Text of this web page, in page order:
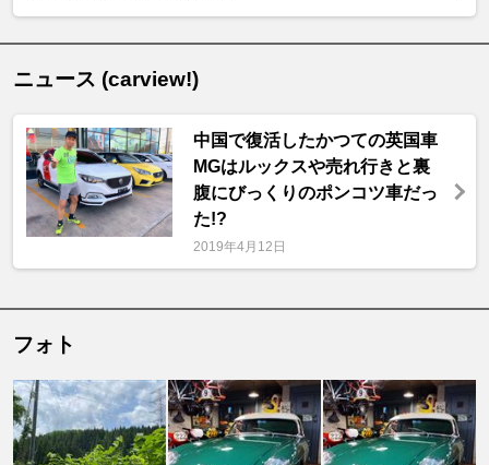
ニュース (carview!)
中国で復活したかつての英国車
MGはルックスや売れ行きと裏
腹にびっくりのポンコツ車だっ
た!?
2019年4月12日
フォト